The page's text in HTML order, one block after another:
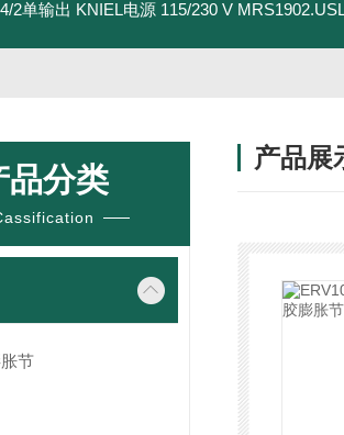
2单输出 KNIEL电源 115/230 V
品分类
节
产品展